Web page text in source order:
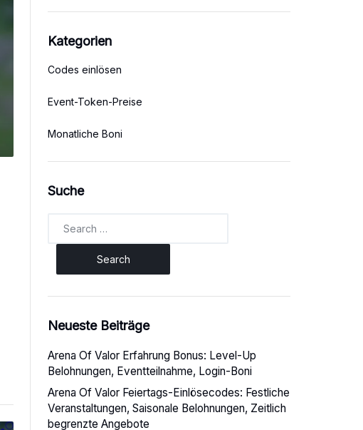
Kategorien
Codes einlösen
Event-Token-Preise
Monatliche Boni
Suche
Neueste Beiträge
Arena Of Valor Erfahrung Bonus: Level-Up
Belohnungen, Eventteilnahme, Login-Boni
Arena Of Valor Feiertags-Einlösecodes: Festliche
Veranstaltungen, Saisonale Belohnungen, Zeitlich
begrenzte Angebote